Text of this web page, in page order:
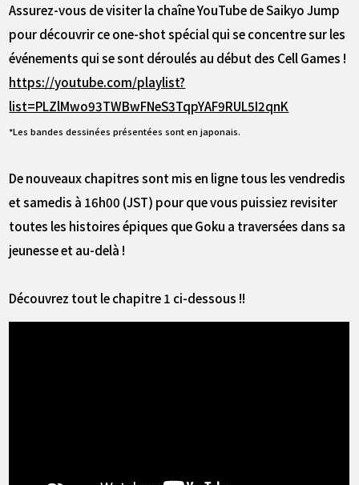
Assurez-vous de visiter la chaîne YouTube de Saikyo Jump
pour découvrir ce one-shot spécial qui se concentre sur les
événements qui se sont déroulés au début des Cell Games !
https://youtube.com/playlist?
list=PLZlMwo93TWBwFNeS3TqpYAF9RUL5I2qnK
*Les bandes dessinées présentées sont en japonais.
De nouveaux chapitres sont mis en ligne tous les vendredis
et samedis à 16h00 (JST) pour que vous puissiez revisiter
toutes les histoires épiques que Goku a traversées dans sa
jeunesse et au-delà !
Découvrez tout le chapitre 1 ci-dessous !!